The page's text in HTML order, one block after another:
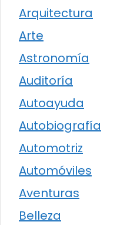
Arquitectura
Arte
Astronomía
Auditoría
Autoayuda
Autobiografía
Automotriz
Automóviles
Aventuras
Belleza